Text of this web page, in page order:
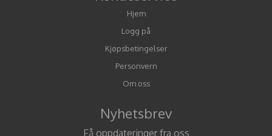
Hjem
Logg på
Kjøpsbetingelser
Personvern
Om oss
Nyhetsbrev
Få oppdateringer fra oss